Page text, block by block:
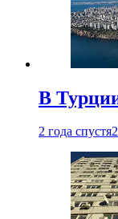
В
2 года спустя